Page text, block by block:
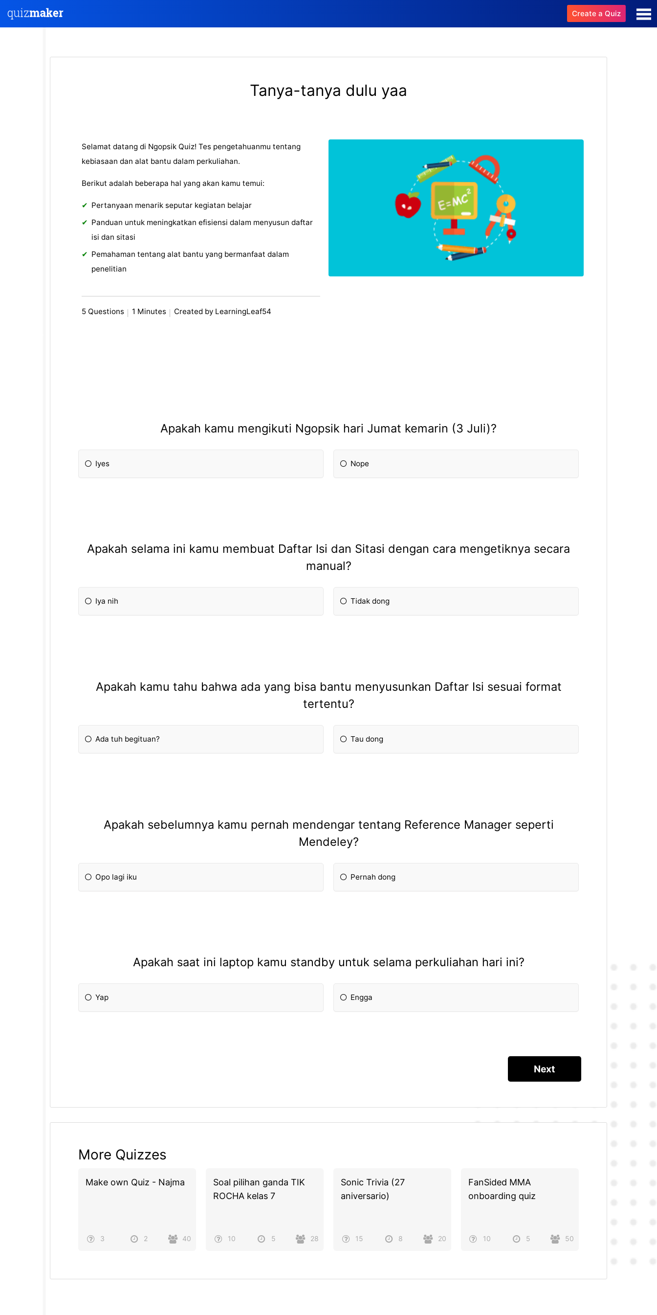
Create a Quiz
Tanya-tanya dulu yaa
Selamat datang di Ngopsik Quiz! Tes pengetahuanmu tentang
kebiasaan dan alat bantu dalam perkuliahan.
Berikut adalah beberapa hal yang akan kamu temui:
Pertanyaan menarik seputar kegiatan belajar
Panduan untuk meningkatkan efisiensi dalam menyusun daftar
isi dan sitasi
Pemahaman tentang alat bantu yang bermanfaat dalam
penelitian
5 Questions 1 Minutes Created by LearningLeaf54
Apakah kamu mengikuti Ngopsik hari Jumat kemarin (3 Juli)?
Iyes Nope
Apakah selama ini kamu membuat Daftar Isi dan Sitasi dengan cara mengetiknya secara
manual?
Iya nih Tidak dong
Apakah kamu tahu bahwa ada yang bisa bantu menyusunkan Daftar Isi sesuai format
tertentu?
Ada tuh begituan? Tau dong
Apakah sebelumnya kamu pernah mendengar tentang Reference Manager seperti
Mendeley?
Opo lagi iku Pernah dong
Apakah saat ini laptop kamu standby untuk selama perkuliahan hari ini?
Yap Engga
More Quizzes
Make own Quiz - Najma
3 2 40
Soal pilihan ganda TIK
ROCHA kelas 7
10 5 28
Sonic Trivia (27
aniversario)
15 8 20
FanSided MMA
onboarding quiz
10 5 50